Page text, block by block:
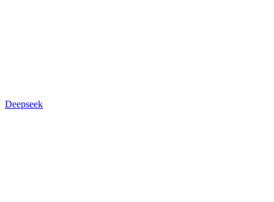
Deepseek